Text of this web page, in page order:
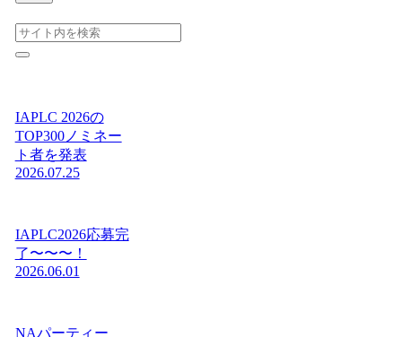
IAPLC 2026の
TOP300ノミネー
ト者を発表
2026.07.25
IAPLC2026応募完
了〜〜〜！
2026.06.01
NAパーティー